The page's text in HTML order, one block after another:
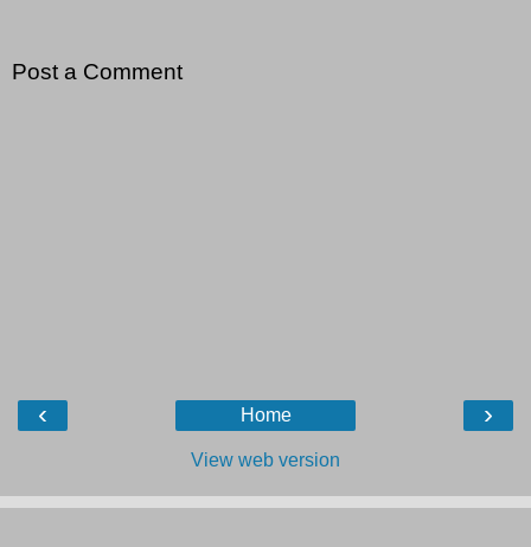
Post a Comment
‹ ›
Home
View web version